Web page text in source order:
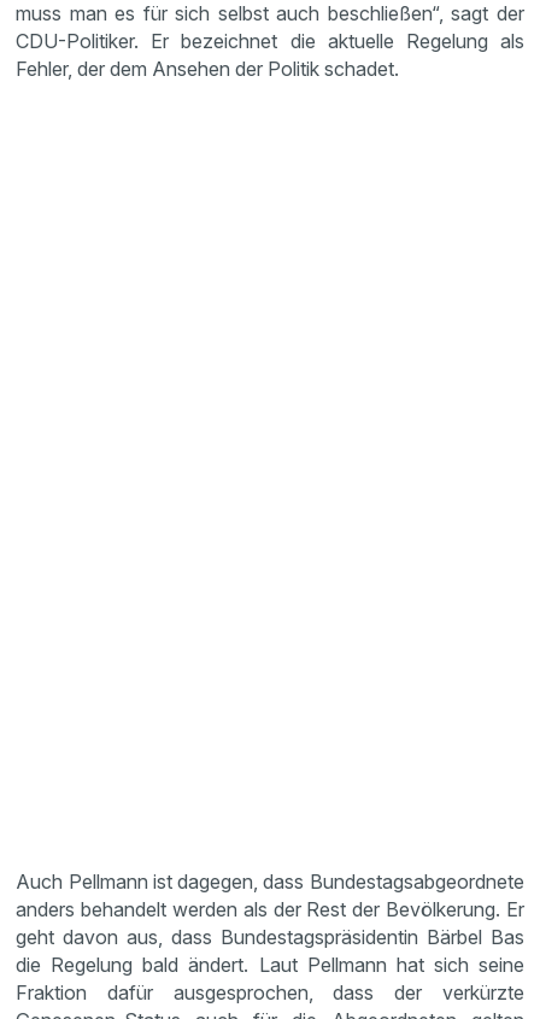
muss man es für sich selbst auch beschließen“, sagt der
CDU-Politiker. Er bezeichnet die aktuelle Regelung als
Fehler, der dem Ansehen der Politik schadet.
Auch Pellmann ist dagegen, dass Bundestagsabgeordnete
anders behandelt werden als der Rest der Bevölkerung. Er
geht davon aus, dass Bundestagspräsidentin Bärbel Bas
die Regelung bald ändert. Laut Pellmann hat sich seine
Fraktion dafür ausgesprochen, dass der verkürzte